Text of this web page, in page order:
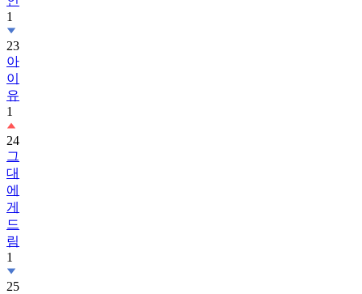
23
아
이
유
1
24
그
대
에
게
드
림
1
25
차
은